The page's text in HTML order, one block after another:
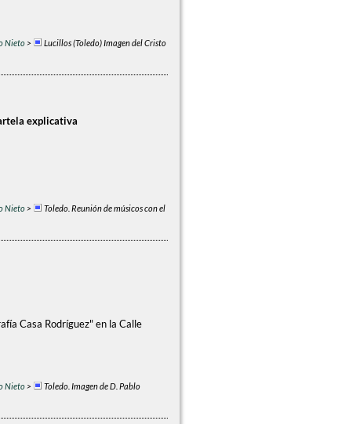
Nieto>
Lucillos (Toledo) Imagen del Cristo
explicativa
Nieto>
Toledo. Reunión de músicos con el
Casa Rodríguez" en la Calle
Nieto>
Toledo. Imagen de D. Pablo